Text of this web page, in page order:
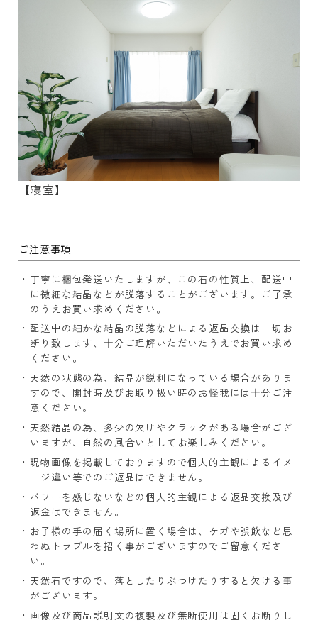
【寝室】
ご注意事項
丁寧に梱包発送いたしますが、この石の性質上、配送中
に微細な結晶などが脱落することがございます。ご了承
のうえお買い求めください。
配送中の細かな結晶の脱落などによる返品交換は一切お
断り致します、十分ご理解いただいたうえでお買い求め
ください。
天然の状態の為、結晶が鋭利になっている場合がありま
すので、開封時及びお取り扱い時のお怪我には十分ご注
意ください。
天然結晶の為、多少の欠けやクラックがある場合がござ
いますが、自然の風合いとしてお楽しみください。
現物画像を掲載しておりますので個人的主観によるイメ
ージ違い等でのご返品はできません。
パワーを感じないなどの個人的主観による返品交換及び
返金はできません。
お子様の手の届く場所に置く場合は、ケガや誤飲など思
わぬトラブルを招く事がございますのでご留意くださ
い。
天然石ですので、落としたりぶつけたりすると欠ける事
がございます。
画像及び商品説明文の複製及び無断使用は固くお断りし